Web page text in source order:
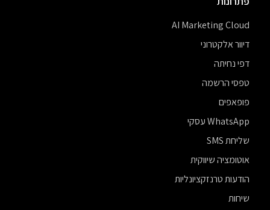
AI Marketing Cloud
דיוור אלקטרוני
דפי נחיתה
טפסי הרשמה
פופאפים
WhatsApp עסקי
שליחת SMS
אוטומציה שיווקית
הודעות טרנזקציונליות
שיחות